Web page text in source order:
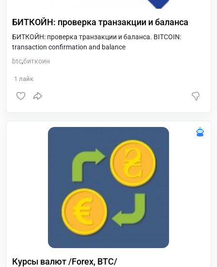
БИТКОЙН: проверка транзакции и баланса
БИТКОЙН: проверка транзакции и баланса. BITCOIN:
transaction confirmation and balance
btc,биткоин
1 лайк
Курсы валют /Forex, BTC/